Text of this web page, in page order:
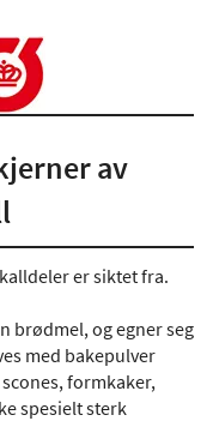
av
er siktet fra.
brødmel, og egner seg
med bakepulver
formkaker,
spesielt sterk